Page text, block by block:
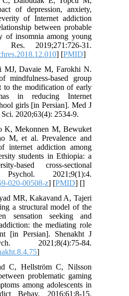
Kutlu N. The impact of depression,
neuroticism, and severity of Internet
symptoms on the relationship between
ADHD and severity of insomnia
adults. Psychiatry Res.
[DOI:10.1016/j.psychres.2018.12.010
4. Shorchi F, Javadi MJ, Davaie M,
The effectiveness of mindfulness-
therapy with respect to the
maladaptive schemas in reducing
addiction in high school girls [in
Mashhad Univ Med Sci. 2020;63(4):
5. Zenebe Y, Kunno K, Mekonnen M,
A, Birkie M, Necho M, et al.
associated factors of internet
undergraduate university students in
community university-based cross-
study. BMC Psychol.
[DOI:10.1186/s40359-020-00508-z
6. Chaboki SA, Belyad MR, Kakavand
B, Zam F. Developing a structural
relationship between sensation
adolescent internet addiction: the
of self-empowerment [in Persian].
Psychol Psych.
[DOI:10.32598/shenakht.8.4.75
7. Vadlin S, Åslund C, Hellström C,
KW. Associations between
and psychiatric symptoms among
two samples. Addict Behav.